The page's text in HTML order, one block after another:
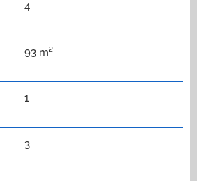
4
93 m²
1
3